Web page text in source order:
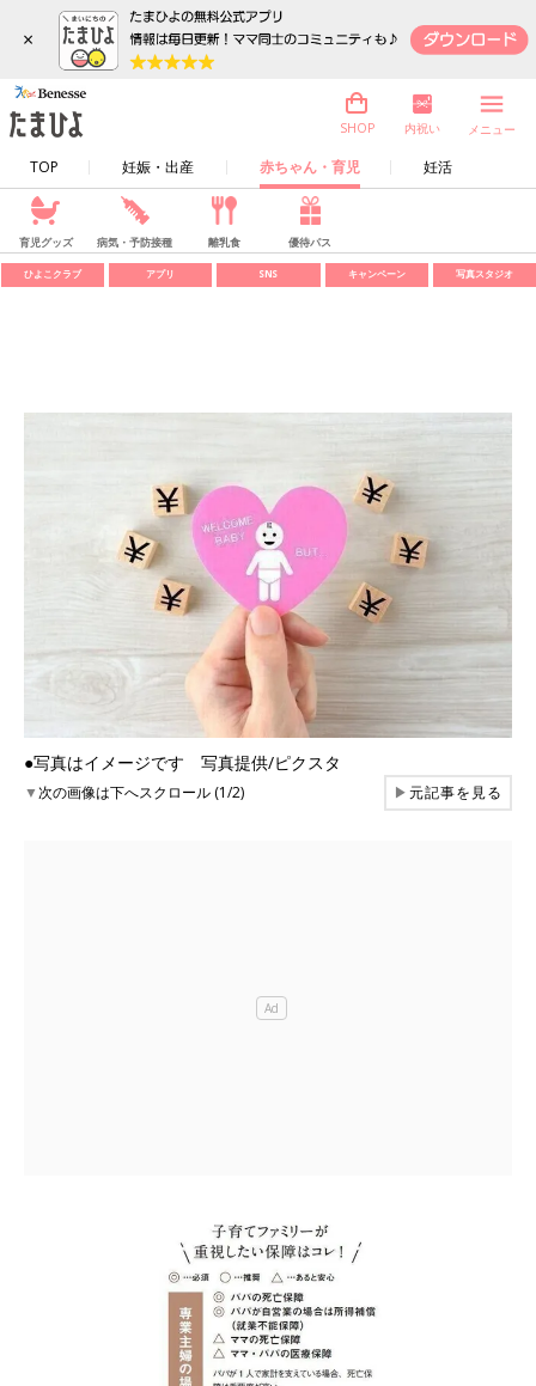
×
TOP 妊娠・出産 赤ちゃん・育児 妊活
SHOP 内祝い メニュー
育児グッズ 病気・予防接種 離乳食 優待パス
ひよこクラブ アプリ SNS キャンペーン 写真スタジオ
●写真はイメージです 写真提供/ピクスタ
▼次の画像は下へスクロール (1/2) ▶元記事を見る